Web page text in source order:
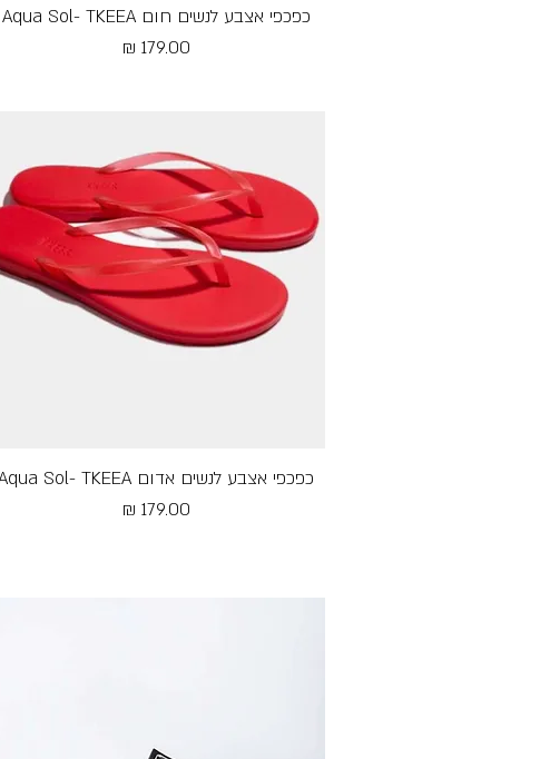
תצוגה מהירה
כפכפי אצבע לנשים חום Aqua Sol- TKEEA
מחיר
תצוגה מהירה
כפכפי אצבע לנשים אדום Aqua Sol- TKEEA
מחיר